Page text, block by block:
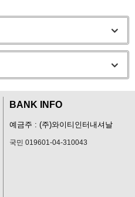
BANK INFO
예금주 : (주)와이티인터내셔날
국민 019601-04-310043